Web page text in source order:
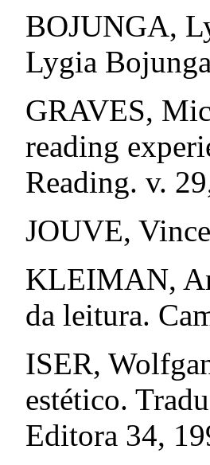
BOJUNGA,
Lygia
GRAVES,
reading
Reading. v.
JOUVE,
KLEIMAN,
da leitura.
ISER,
estético.
Editora 34,